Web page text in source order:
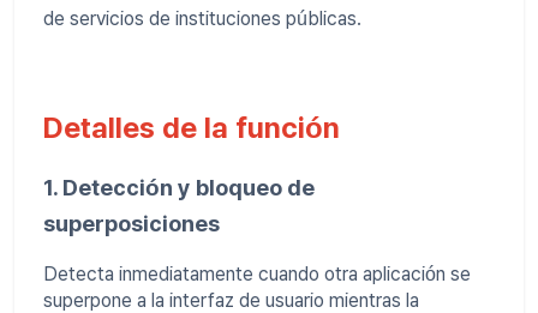
de servicios de instituciones públicas.
Detalles de la función
1. Detección y bloqueo de
superposiciones
Detecta inmediatamente cuando otra aplicación se
superpone a la interfaz de usuario mientras la